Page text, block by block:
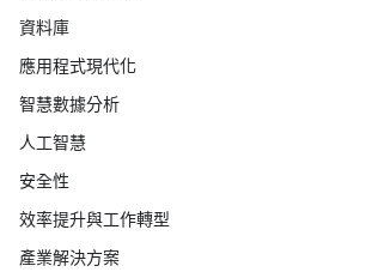
資料庫
應用程式現代化
智慧數據分析
人工智慧
安全性
效率提升與工作轉型
產業解決方案